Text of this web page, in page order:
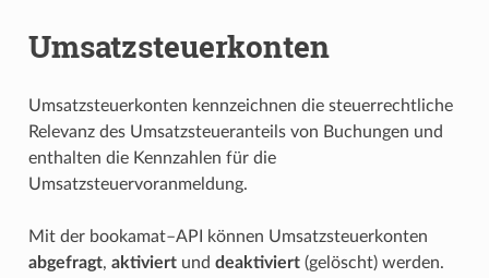
Umsatzsteuerkonten
Umsatzsteuerkonten kennzeichnen die steuerrechtliche
Relevanz des Umsatzsteueranteils von Buchungen und
enthalten die Kennzahlen für die
Umsatzsteuervoranmeldung.
Mit der bookamat–API können Umsatzsteuerkonten
abgefragt, aktiviertund deaktiviert(gelöscht) werden.